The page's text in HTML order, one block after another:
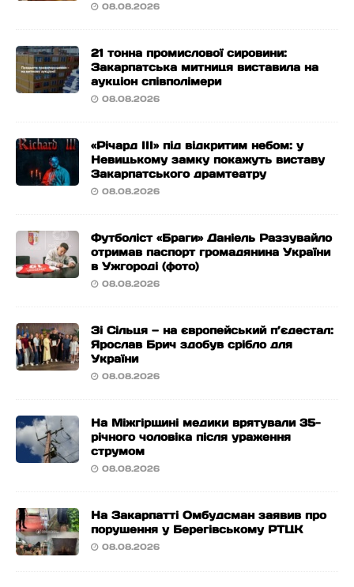
08.08.2026
21 тонна промислової сировини:
Закарпатська митниця виставила на
аукціон співполімери
08.08.2026
«Річард ІІІ» під відкритим небом: у
Невицькому замку покажуть виставу
Закарпатського драмтеатру
08.08.2026
Футболіст «Браги» Даніель Раззувайло
отримав паспорт громадянина України
в Ужгороді (фото)
08.08.2026
Зі Сільця — на європейський п’єдестал:
Ярослав Брич здобув срібло для
України
08.08.2026
На Міжгірщині медики врятували 35-
річного чоловіка після ураження
струмом
08.08.2026
На Закарпатті Омбудсман заявив про
порушення у Берегівському РТЦК
08.08.2026